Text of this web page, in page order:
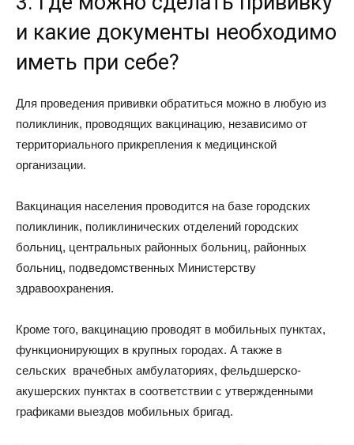
и какие документы необходимо
иметь при себе?
Для проведения прививки обратиться можно в любую из
поликлиник, проводящих вакцинацию, независимо от
территориального прикрепления к медицинской
организации.
Вакцинация населения проводится на базе городских
поликлиник, поликлинических отделений городских
больниц, центральных районных больниц, районных
больниц, подведомственных Министерству
здравоохранения.
Кроме того, вакцинацию проводят в мобильных пунктах,
функционирующих в крупных городах. А также в
сельских врачебных амбулаториях, фельдшерско-
акушерских пунктах в соответствии с утвержденными
графиками выездов мобильных бригад.